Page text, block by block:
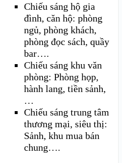
Chiếu sáng hộ gia
đình, căn hộ: phòng
ngủ, phòng khách,
phòng đọc sách, quầy
bar….
Chiếu sáng khu văn
phòng: Phòng họp,
hành lang, tiền sảnh,
…
Chiếu sáng trung tâm
thương mại, siêu thị:
Sảnh, khu mua bán
chung….